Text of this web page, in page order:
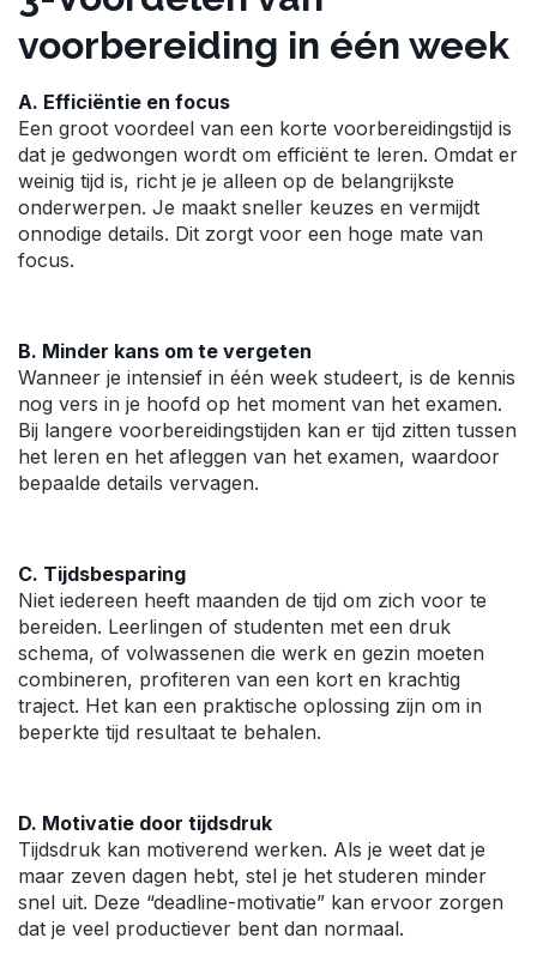
voorbereiding in één week
A. Efficiëntie en focus
Een groot voordeel van een korte voorbereidingstijd is
dat je gedwongen wordt om efficiënt te leren. Omdat er
weinig tijd is, richt je je alleen op de belangrijkste
onderwerpen. Je maakt sneller keuzes en vermijdt
onnodige details. Dit zorgt voor een hoge mate van
focus.
B. Minder kans om te vergeten
Wanneer je intensief in één week studeert, is de kennis
nog vers in je hoofd op het moment van het examen.
Bij langere voorbereidingstijden kan er tijd zitten tussen
het leren en het afleggen van het examen, waardoor
bepaalde details vervagen.
C. Tijdsbesparing
Niet iedereen heeft maanden de tijd om zich voor te
bereiden. Leerlingen of studenten met een druk
schema, of volwassenen die werk en gezin moeten
combineren, profiteren van een kort en krachtig
traject. Het kan een praktische oplossing zijn om in
beperkte tijd resultaat te behalen.
D. Motivatie door tijdsdruk
Tijdsdruk kan motiverend werken. Als je weet dat je
maar zeven dagen hebt, stel je het studeren minder
snel uit. Deze “deadline-motivatie” kan ervoor zorgen
dat je veel productiever bent dan normaal.